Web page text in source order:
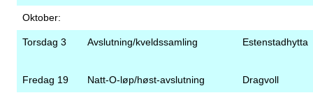
Oktober:
Torsdag 3 Avslutning/kveldssamling Estenstadhytta
Fredag 19 Natt-O-løp/høst-avslutning Dragvoll